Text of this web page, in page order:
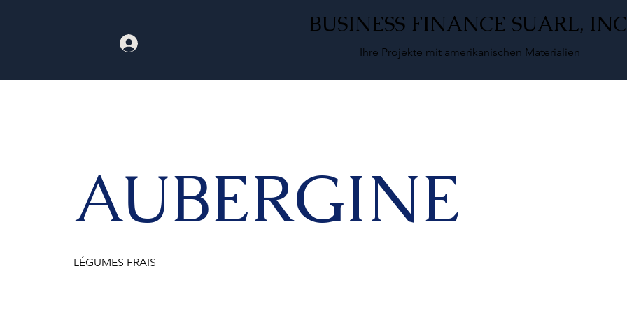
BUSINESS FINANCE SUARL,
Ihre Projekte mit amerikanischen Materialien
AUBERGINE
LÉGUMES FRAIS